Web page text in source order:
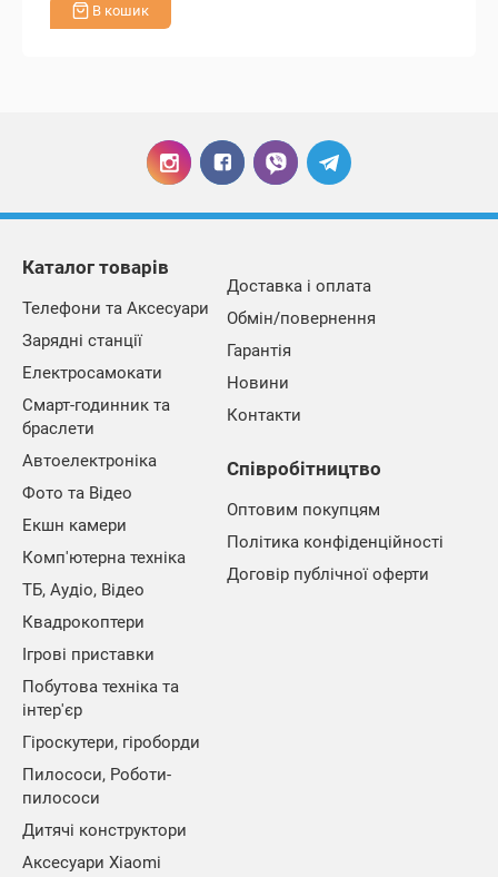
В кошик
Каталог товарів
Телефони та Аксесуари
Зарядні станції
Електросамокати
Смарт-годинник та
браслети
Автоелектроніка
Фото та Відео
Екшн камери
Комп'ютерна техніка
ТБ, Аудіо, Відео
Квадрокоптери
Ігрові приставки
Побутова техніка та
інтер'єр
Гіроскутери, гіроборди
Пилососи, Роботи-
пилососи
Дитячі конструктори
Аксесуари Xiaomi
Доставка і оплата
Обмін/повернення
Гарантія
Новини
Контакти
Співробітництво
Оптовим покупцям
Політика конфіденційності
Договір публічної оферти